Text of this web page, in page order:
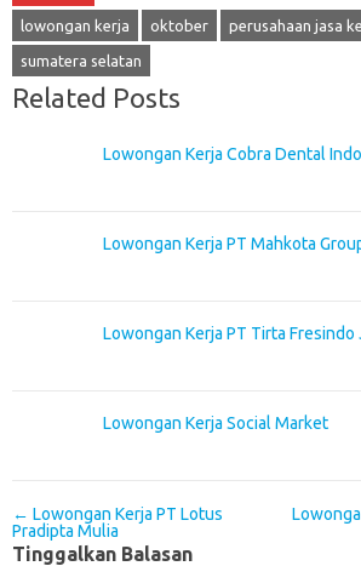
lowongan kerja oktober perusahaan jasa
sumatera selatan
Related Posts
Lowongan Kerja Cobra Dental
Lowongan Kerja PT Mahkota
Lowongan Kerja PT Tirta Fresindo
Lowongan Kerja Social Market
Post navigation
← Lowongan Kerja PT Lotus
Pradipta Mulia
Tinggalkan Balasan